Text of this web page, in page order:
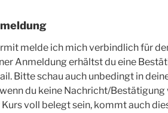
melde ich mich verbindlich für
Anmeldung erhältst du eine
Bitte schau auch unbedingt in
du keine Nachricht/Bestätigung
voll belegt sein, kommt auch